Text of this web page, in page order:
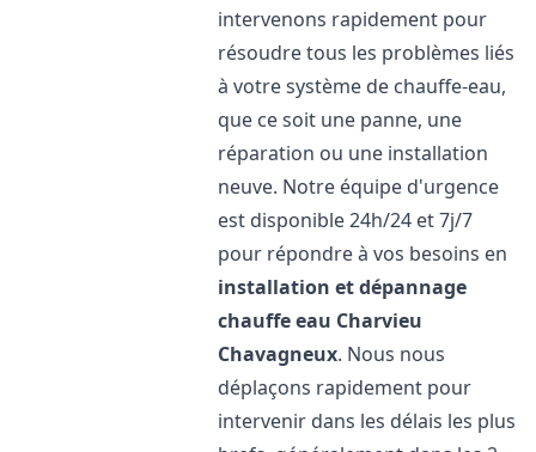
intervenons rapidement pour
résoudre tous les problèmes liés
à votre système de chauffe-eau,
que ce soit une panne, une
réparation ou une installation
neuve. Notre équipe d'urgence
est disponible 24h/24 et 7j/7
pour répondre à vos besoins en
installation et dépannage
chauffe eau Charvieu
Chavagneux. Nous nous
déplaçons rapidement pour
intervenir dans les délais les plus